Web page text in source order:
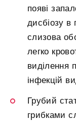
появі
дисбіозу в
слизова
легко
виділення
інфекцій
Грубий
грибками